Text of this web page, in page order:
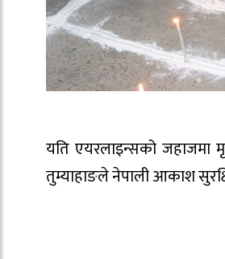
यति एयरलाइन्सको जहाजमा
तुम्याहाङले नेपाली आकाश